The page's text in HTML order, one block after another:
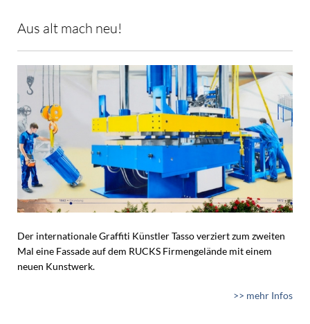
Aus alt mach neu!
Der internationale Graffiti Künstler Tasso verziert zum zweiten
Mal eine Fassade auf dem RUCKS Firmengelände mit einem
neuen Kunstwerk.
>> mehr Infos